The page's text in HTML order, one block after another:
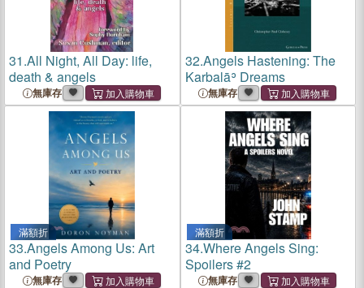
31.All Night, All Day: life,
death & angels
無庫存
32.Angels Hastening: The
Karbalāʾ Dreams
無庫存
滿額折
33.Angels Among Us: Art
and Poetry
無庫存
滿額折
34.Where Angels Sing:
Spoilers #2
無庫存